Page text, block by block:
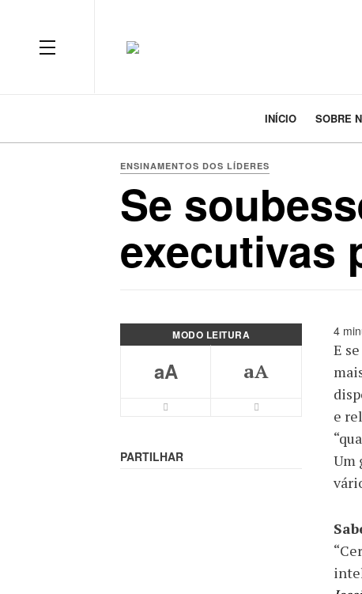
INÍCIO SOBRE
ENSINAMENTOS DOS LÍDERES
Se
executivas
MODO LEITURA
aA aA
PARTILHAR
4
E
e
Um